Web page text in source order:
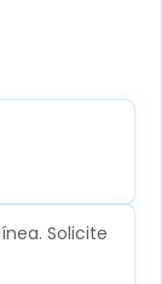
Solicite